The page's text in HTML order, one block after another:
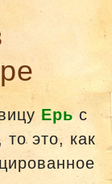
Ерьс
то это, как